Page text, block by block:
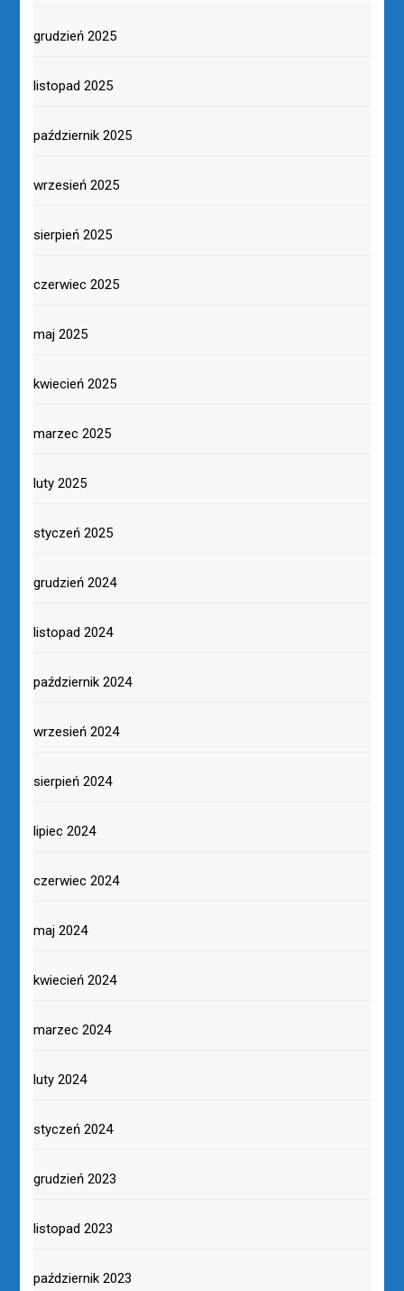
grudzień 2025
listopad 2025
październik 2025
wrzesień 2025
sierpień 2025
czerwiec 2025
maj 2025
kwiecień 2025
marzec 2025
luty 2025
styczeń 2025
grudzień 2024
listopad 2024
październik 2024
wrzesień 2024
sierpień 2024
lipiec 2024
czerwiec 2024
maj 2024
kwiecień 2024
marzec 2024
luty 2024
styczeń 2024
grudzień 2023
listopad 2023
październik 2023